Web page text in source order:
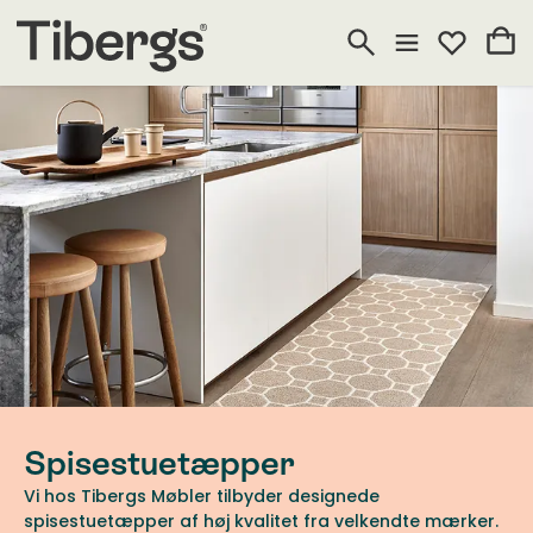
Spisestuetæpper
Vi hos Tibergs Møbler tilbyder designede
spisestuetæpper af høj kvalitet fra velkendte mærker.